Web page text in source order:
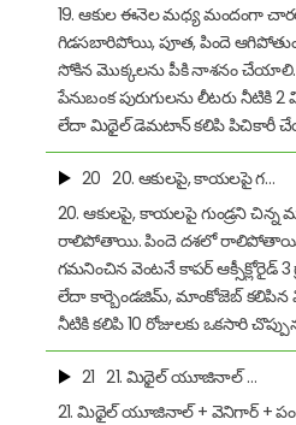
19. ఆకుల ఈనెల మధ్య మందంగా
గిడసబారిపోయి, పూత, పిందె
సోకిన మొక్కలను పీకి నాశనం చేయాలి.
పేనుబంక పురుగులను లీటరు
లేదా మిథైల్ డెమటాన్ కలిపి పిచికారీ
20 20. ఆకులపై, కాయలపై గ…
20. ఆకులపై, కాయలపై గుండ్రని చిన్న
రాలిపోతాయి. పిందె దశలో రాలిపోతాయి.
గమనించిన వెంటనే కాపర్ ఆక్సీక్లోరైడ్ 3
లేదా కార్బెండజిమ్, మాంకోజెబ్ కలిపిన
నీటికి కలిపి 10 రోజులకు ఒకసారి
21 21. మిథైల్ యూజినాల్ …
21. మిథైల్ యూజినాల్ + వెనిగార్ +